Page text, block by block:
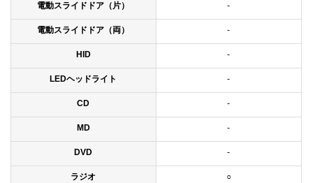
電動スライドドア（片） -
電動スライドドア（両） -
HID -
LEDヘッドライト -
CD -
MD -
DVD -
ラジオ ○